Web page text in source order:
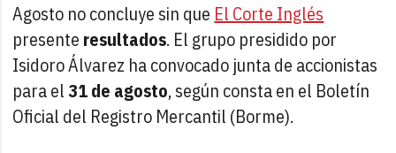
Agosto no concluye sin que El Corte Inglés
presente resultados. El grupo presidido por
Isidoro Álvarez ha convocado junta de accionistas
para el31 de agosto, según consta en el Boletín
Oficial del Registro Mercantil (Borme).